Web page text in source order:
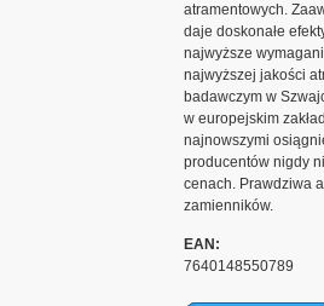
atramentowych.
daje doskonałe
najwyższe
najwyższej jakości
badawczym w
w europejskim
najnowszymi
producentów nigdy
cenach. Prawdziwa
zamienników.
EAN:
7640148550789